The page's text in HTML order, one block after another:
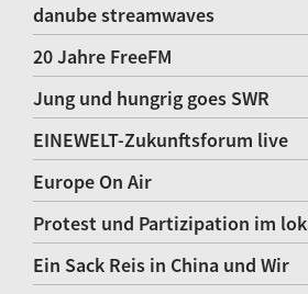
danube streamwaves
20 Jahre FreeFM
Jung und hungrig goes SWR
EINEWELT-Zukunftsforum live
Europe On Air
Protest und Partizipation im
Ein Sack Reis in China und Wir